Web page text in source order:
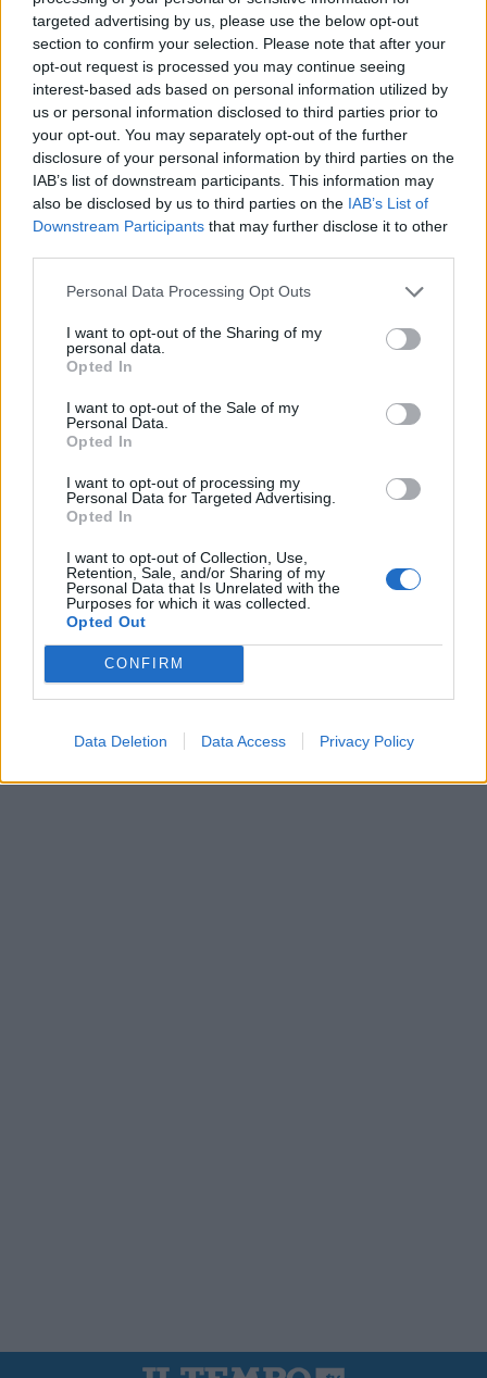
targeted advertising by us, please use the below opt-out
section to confirm your selection. Please note that after your
opt-out request is processed you may continue seeing
interest-based ads based on personal information utilized by
us or personal information disclosed to third parties prior to
your opt-out. You may separately opt-out of the further
disclosure of your personal information by third parties on the
IAB’s list of downstream participants. This information may
also be disclosed by us to third parties on the IAB’s List of
Downstream Participants that may further disclose it to other
Personal Data Processing Opt Outs
I want to opt-out of the Sharing of my
personal data.
Opted In
I want to opt-out of the Sale of my
Personal Data.
Opted In
I want to opt-out of processing my
Personal Data for Targeted Advertising.
Opted In
I want to opt-out of Collection, Use,
Retention, Sale, and/or Sharing of my
Personal Data that Is Unrelated with the
Purposes for which it was collected.
Opted Out
CONFIRM
Data Deletion Data Access Privacy Policy